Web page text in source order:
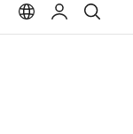
Language options
Мой LG